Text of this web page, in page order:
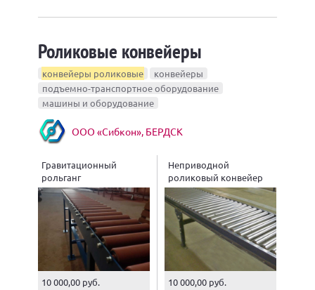
Роликовые конвейеры
конвейеры роликовые
конвейеры
подъемно-транспортное оборудование
машины и оборудование
ООО «Сибкон», БЕРДСК
Гравитационный
рольганг
10 000,00 руб.
Неприводной
роликовый конвейер
10 000,00 руб.